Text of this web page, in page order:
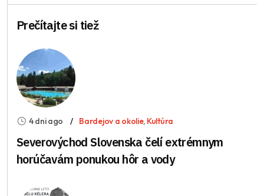
Prečítajte si tiež
4 dni ago Bardejov a okolie, Kultúra
Severovýchod Slovenska čelí extrémnym
horúčavám ponukou hôr a vody